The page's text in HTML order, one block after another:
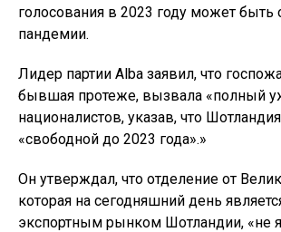
голосования в 2023 году может быть
пандемии.
Лидер партии Alba заявил, что
бывшая протеже, вызвала «полный
националистов, указав, что
«свободной до 2023 года».»
Он утверждал, что отделение от
которая на сегодняшний день
экспортным рынком Шотландии, «не